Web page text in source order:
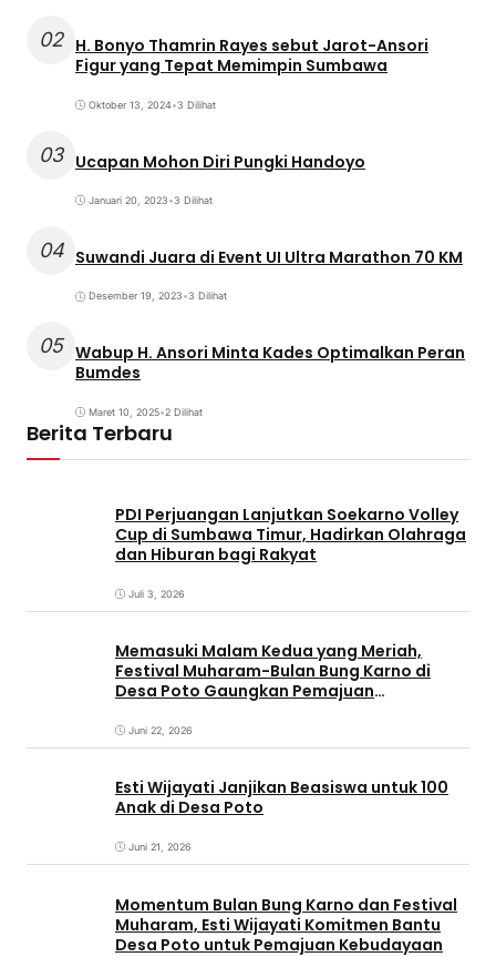
02 H. Bonyo Thamrin Rayes sebut Jarot-Ansori
Figur yang Tepat Memimpin Sumbawa
Oktober 13, 2024•3 Dilihat
03 Ucapan Mohon Diri Pungki Handoyo
Januari 20, 2023•3 Dilihat
04 Suwandi Juara di Event UI Ultra Marathon 70 KM
Desember 19, 2023•3 Dilihat
05 Wabup H. Ansori Minta Kades Optimalkan Peran
Bumdes
Maret 10, 2025•2 Dilihat
Berita Terbaru
PDI Perjuangan Lanjutkan Soekarno Volley
Cup di Sumbawa Timur, Hadirkan Olahraga
dan Hiburan bagi Rakyat
Juli 3, 2026
Memasuki Malam Kedua yang Meriah,
Festival Muharam-Bulan Bung Karno di
Desa Poto Gaungkan Pemajuan
Juni 22, 2026
Esti Wijayati Janjikan Beasiswa untuk 100
Anak di Desa Poto
Juni 21, 2026
Momentum Bulan Bung Karno dan Festival
Muharam, Esti Wijayati Komitmen Bantu
Desa Poto untuk Pemajuan Kebudayaan